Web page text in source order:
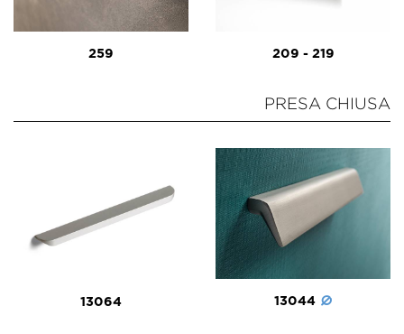
259 209 - 219
PRESA CHIUSA
13064 13044